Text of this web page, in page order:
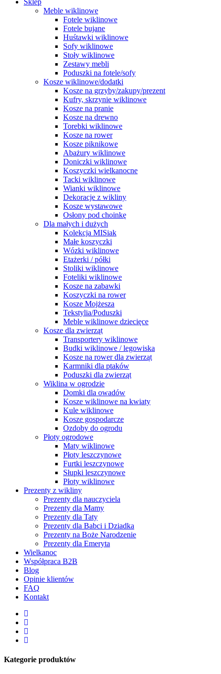
Sklep
Meble wiklinowe
Fotele wiklinowe
Fotele bujane
Huśtawki wiklinowe
Sofy wiklinowe
Stoły wiklinowe
Zestawy mebli
Poduszki na fotele/sofy
Kosze wiklinowe/dodatki
Kosze na grzyby/zakupy/prezent
Kufry, skrzynie wiklinowe
Kosze na pranie
Kosze na drewno
Torebki wiklinowe
Kosze na rower
Kosze piknikowe
Abażury wiklinowe
Doniczki wiklinowe
Koszyczki wielkanocne
Tacki wiklinowe
Wianki wiklinowe
Dekoracje z wikliny
Kosze wystawowe
Osłony pod choinkę
Dla małych i dużych
Kolekcja MISiak
Małe koszyczki
Wózki wiklinowe
Etażerki / półki
Stoliki wiklinowe
Foteliki wiklinowe
Kosze na zabawki
Koszyczki na rower
Kosze Mojżesza
Tekstylia/Poduszki
Meble wiklinowe dziecięce
Kosze dla zwierząt
Transportery wiklinowe
Budki wiklinowe / legowiska
Kosze na rower dla zwierząt
Karmniki dla ptaków
Poduszki dla zwierząt
Wiklina w ogrodzie
Domki dla owadów
Kosze wiklinowe na kwiaty
Kule wiklinowe
Kosze gospodarcze
Ozdoby do ogrodu
Płoty ogrodowe
Maty wiklinowe
Płoty leszczynowe
Furtki leszczynowe
Słupki leszczynowe
Płoty wiklinowe
Prezenty z wikliny
Prezenty dla nauczyciela
Prezenty dla Mamy
Prezenty dla Taty
Prezenty dla Babci i Dziadka
Prezenty na Boże Narodzenie
Prezenty dla Emeryta
Wielkanoc
Współpraca B2B
Blog
Opinie klientów
FAQ
Kontakt
facebook
pinterest
youtube
instagram
Kategorie produktów